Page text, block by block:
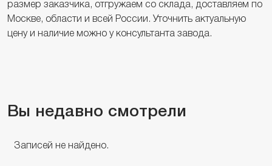
размер заказчика, отгружаем со склада, доставляем по
Москве, области и всей России. Уточнить актуальную
цену и наличие можно у консультанта завода.
Вы недавно смотрели
Записей не найдено.